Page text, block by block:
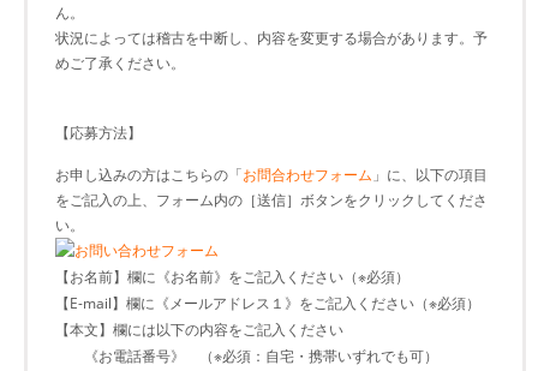
ん。
状況によっては稽古を中断し、内容を変更する場合があります。予
めご了承ください。
【応募方法】
お申し込みの方はこちらの「お問合わせフォーム 」に、以下の項目
をご記入の上、フォーム内の［送信］ボタンをクリックしてくださ
い。
【お名前】欄に《お名前》をご記入ください（※必須）
【E-mail】欄に《メールアドレス１》をご記入ください（※必須）
【本文】欄には以下の内容をご記入ください
《お電話番号》 （※必須：自宅・携帯いずれでも可）